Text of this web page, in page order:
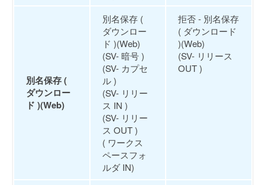
別名保存 (
ダウンロー
ド )(Web)
別名保存 (
ダウンロー
ド )(Web)
(SV- 暗号 )
(SV- カプセ
ル )
(SV- リリー
ス IN )
(SV- リリー
ス OUT )
( ワークス
ペースフォ
ルダ IN)
拒否 - 別名保存
( ダウンロード
)(Web)
(SV- リリース
OUT )